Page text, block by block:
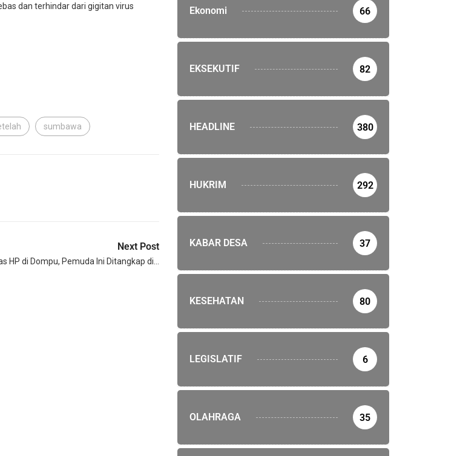
dan terhindar dari gigitan virus
sumbawa
Next Post
HP di Dompu, Pemuda Ini Ditangkap di…
Ekonomi 66
EKSEKUTIF 82
HEADLINE 380
HUKRIM 292
KABAR DESA 37
KESEHATAN 80
LEGISLATIF 6
OLAHRAGA 35